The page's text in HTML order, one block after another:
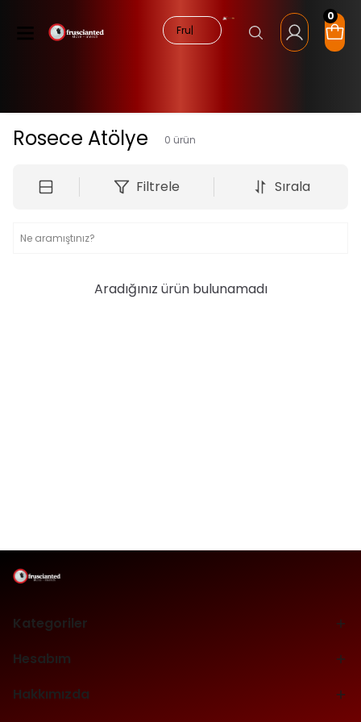
0
Rosece Atölye 0 ürün
Filtrele Sırala
Aradığınız ürün bulunamadı
Kategoriler
Hesabım
Hakkımızda